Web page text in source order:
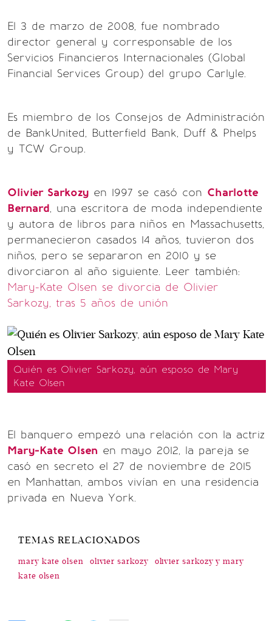
El 3 de marzo de 2008, fue nombrado
director general y corresponsable de los
Servicios Financieros Internacionales (Global
Financial Services Group) del grupo Carlyle.
Es miembro de los Consejos de Administración
de BankUnited, Butterfield Bank, Duff & Phelps
y TCW Group.
Olivier Sarkozy en 1997 se casó con Charlotte
Bernard, una escritora de moda independiente
y autora de libros para niños en Massachusetts,
permanecieron casados 14 años, tuvieron dos
niños, pero se separaron en 2010 y se
divorciaron al año siguiente. Leer también:
Mary-Kate Olsen se divorcia de Olivier
Sarkozy, tras 5 años de unión
Quién es Olivier Sarkozy, aún esposo de Mary
Kate Olsen
El banquero empezó una relación con la actriz
Mary-Kate Olsen en mayo 2012, la pareja se
casó en secreto el 27 de noviembre de 2015
en Manhattan, ambos vivían en una residencia
privada en Nueva York.
TEMAS RELACIONADOS
mary kate olsen olivier sarkozy
olivier sarkozy y mary
kate olsen